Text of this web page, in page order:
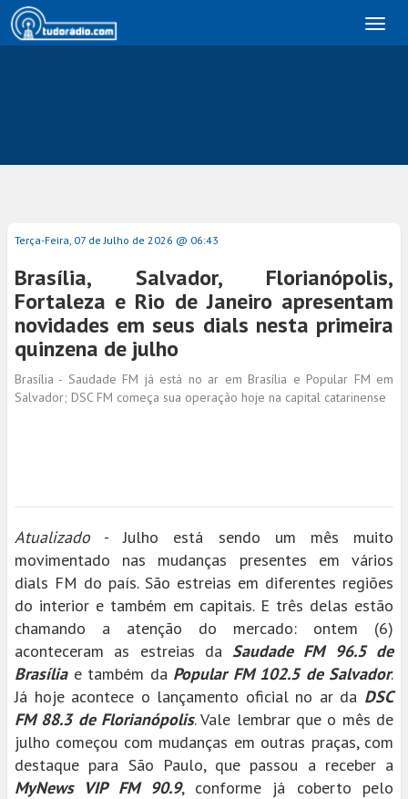
Terça-Feira, 07 de Julho de 2026 @ 06:43
Brasília, Salvador, Florianópolis,
Fortaleza e Rio de Janeiro apresentam
novidades em seus dials nesta primeira
quinzena de julho
Brasília - Saudade FM já está no ar em Brasília e Popular FM em
Salvador; DSC FM começa sua operação hoje na capital catarinense
Atualizado- Julho está sendo um mês muito
movimentado nas mudanças presentes em vários
dials FM do país. São estreias em diferentes regiões
do interior e também em capitais. E três delas estão
chamando a atenção do mercado: ontem (6)
aconteceram as estreias daSaudade FM 96.5 de
Brasíliae também da Popular FM 102.5 de Salvador.
Já hoje acontece o lançamento oficial no ar da DSC
FM 88.3 de Florianópolis. Vale lembrar que o mês de
julho começou com mudanças em outras praças, com
destaque para São Paulo, que passou a receber a
MyNews VIP FM 90.9, conforme já coberto pelo